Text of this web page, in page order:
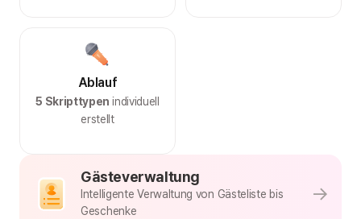
Ablauf
5 Skripttypen individuell
erstellt
Gästeverwaltung
Intelligente Verwaltung von Gästeliste bis
Geschenke